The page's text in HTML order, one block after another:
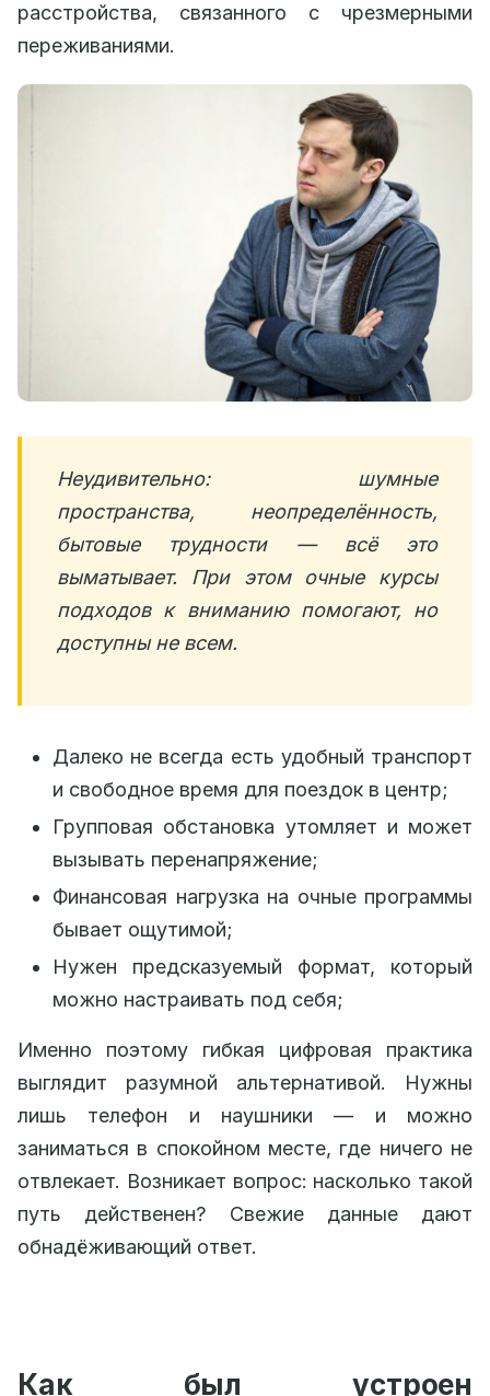
расстройства, связанного с чрезмерными
переживаниями.
Неудивительно: шумные
пространства, неопределённость,
бытовые трудности — всё это
выматывает. При этом очные курсы
подходов к вниманию помогают, но
доступны не всем.
Далеко не всегда есть удобный транспорт
и свободное время для поездок в центр;
Групповая обстановка утомляет и может
вызывать перенапряжение;
Финансовая нагрузка на очные программы
бывает ощутимой;
Нужен предсказуемый формат, который
можно настраивать под себя;
Именно поэтому гибкая цифровая практика
выглядит разумной альтернативой. Нужны
лишь телефон и наушники — и можно
заниматься в спокойном месте, где ничего не
отвлекает. Возникает вопрос: насколько такой
путь действенен? Свежие данные дают
обнадёживающий ответ.
Как был устроен